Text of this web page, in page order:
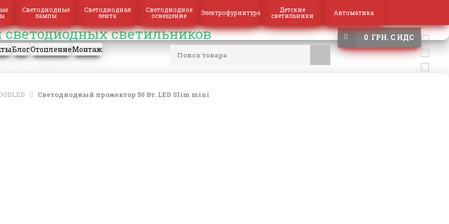
Светодиодные
лампы
Светодиодная
лента
Светодиодное
освещение Электрофурнитура Детские
светильники Автоматика
0 ГРН. С НДС
БлогОтоплениеМонтаж
Светодиодный прожектор 50 Вт. LED Slim mini